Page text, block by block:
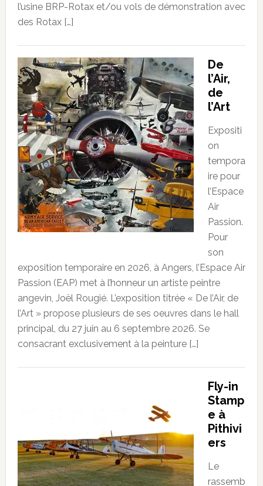
l’usine BRP-Rotax et/ou vols de démonstration avec
des Rotax […]
De
l’Air,
de
l’Art
Expositi
on
tempora
ire pour
l’Espace
Air
Passion.
Pour
son
exposition temporaire en 2026, à Angers, l’Espace Air
Passion (EAP) met à l’honneur un artiste peintre
angevin, Joël Rougié. L’exposition titrée « De l’Air, de
l’Art » propose plusieurs de ses oeuvres dans le hall
principal, du 27 juin au 6 septembre 2026. Se
consacrant exclusivement à la peinture […]
Fly-in
Stamp
e à
Pithivi
ers
Le
rassemb